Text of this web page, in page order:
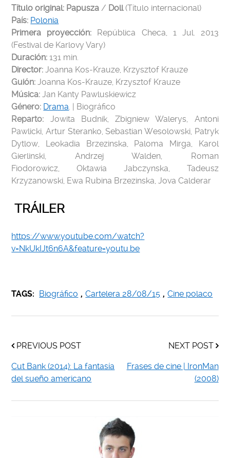
Título original: Papusza/ Doll(Título internacional)
País: Polonia
Primera proyección: República Checa, 1 Jul. 2013
(Festival de Karlovy Vary)
Duración:131 min.
Director: Joanna Kos-Krauze, Krzysztof Krauze
Guión:Joanna Kos-Krauze, Krzysztof Krauze
Música:Jan Kanty Pawluskiewicz
Género: Drama. | Biográfico
Reparto: Jowita Budnik, Zbigniew Walerys, Antoni
Pawlicki, Artur Steranko, Sebastian Wesolowski, Patryk
Dytlow, Leokadia Brzezinska, Paloma Mirga, Karol
Gierlinski, Andrzej Walden, Roman
Fiodorowicz, Oktawia Jabczynska, Tadeusz
Krzyzanowski, Ewa Rubina Brzezinska, Jova Calderar
TRÁILER
https://www.youtube.com/watch?
v=NkUkIJt6n6A&feature=youtu.be
TAGS: Biográfico , Cartelera 28/08/15 , Cine polaco
PREVIOUS POST
Cut Bank (2014): La fantasía
del sueño americano
NEXT POST
Frases de cine | IronMan
(2008)